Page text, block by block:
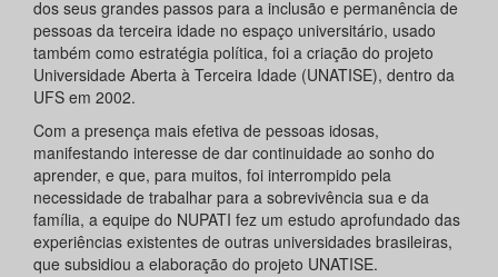
dos seus grandes passos para a inclusão e permanência de
pessoas da terceira idade no espaço universitário, usado
também como estratégia política, foi a criação do projeto
Universidade Aberta à Terceira Idade (UNATISE), dentro da
UFS em 2002.
Com a presença mais efetiva de pessoas idosas,
manifestando interesse de dar continuidade ao sonho do
aprender, e que, para muitos, foi interrompido pela
necessidade de trabalhar para a sobrevivência sua e da
família, a equipe do NUPATI fez um estudo aprofundado das
experiências existentes de outras universidades brasileiras,
que subsidiou a elaboração do projeto UNATISE.